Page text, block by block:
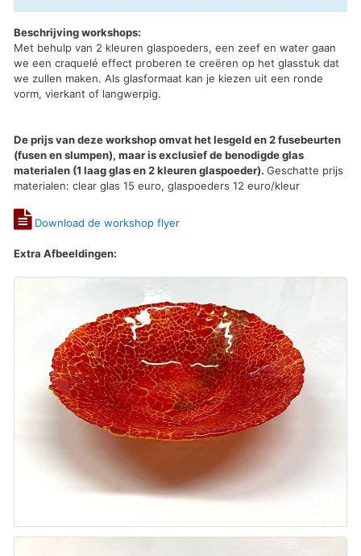
Beschrijving workshops:
Met behulp van 2 kleuren glaspoeders, een zeef en water gaan
we een craquelé effect proberen te creëren op het glasstuk dat
we zullen maken. Als glasformaat kan je kiezen uit een ronde
vorm, vierkant of langwerpig.
De prijs van deze workshop omvat het lesgeld en 2 fusebeurten
(fusen en slumpen), maar is exclusief de benodigde glas
materialen (1 laag glas en 2 kleuren glaspoeder).Geschatte prijs
materialen: clear glas 15 euro, glaspoeders 12 euro/kleur
Download de workshop flyer
Extra Afbeeldingen: